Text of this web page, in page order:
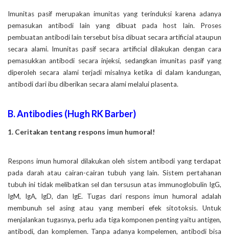
Imunitas pasif merupakan imunitas yang terinduksi karena adanya
pemasukan antibodi lain yang dibuat pada host lain. Proses
pembuatan antibodi lain tersebut bisa dibuat secara artificial ataupun
secara alami. Imunitas pasif secara artificial dilakukan dengan cara
pemasukkan antibodi secara injeksi, sedangkan imunitas pasif yang
diperoleh secara alami terjadi misalnya ketika di dalam kandungan,
antibodi dari ibu diberikan secara alami melalui plasenta.
B. Antibodies (Hugh RK Barber)
1. Ceritakan tentang respons imun humoral!
Respons imun humoral dilakukan oleh sistem antibodi yang terdapat
pada darah atau cairan-cairan tubuh yang lain. Sistem pertahanan
tubuh ini tidak melibatkan sel dan tersusun atas immunoglobulin IgG,
IgM, IgA, IgD, dan IgE. Tugas dari respons imun humoral adalah
membunuh sel asing atau yang memberi efek sitotoksis. Untuk
menjalankan tugasnya, perlu ada tiga komponen penting yaitu antigen,
antibodi, dan komplemen. Tanpa adanya kompelemen, antibodi bisa